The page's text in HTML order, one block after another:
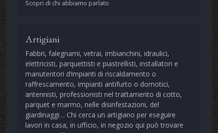
Scopri di chi abbiamo parlato
Artigiani
Fabbri, falegnami, vetrai, imbianchini, idraulici,
elettricisti, parquettisti e piastrellisti, installatori e
manutentori d’impianti di riscaldamento o
raffrescamento, impianti antifurto o domotici,
antennisti, professionisti nel trattamento di cotto,
parquet e marmo, nelle disinfestazioni, del
giardinaggi… Chi cerca un artigiano per eseguire
lavori in casa, in ufficio, in negozio qui può trovare